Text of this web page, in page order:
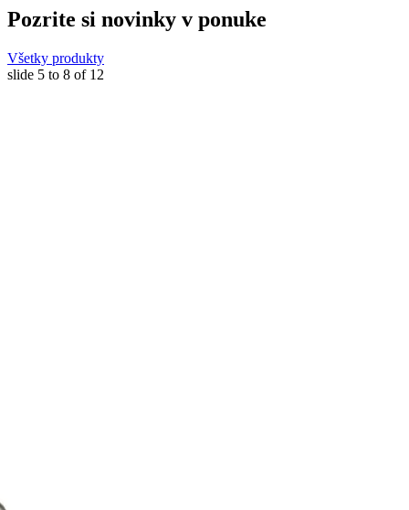
Pozrite si novinky v ponuke
Všetky produkty
slide 5 to 8 of 12